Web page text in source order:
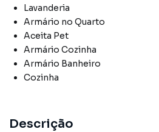
Lavanderia
Armário no Quarto
Aceita Pet
Armário Cozinha
Armário Banheiro
Cozinha
Descrição